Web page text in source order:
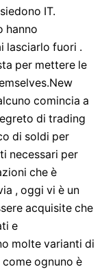
IT.
hanno
lasciarlo fuori .
per mettere le
comincia a
di trading
di soldi per
necessari per
che è
, oggi vi è un
acquisite che
e
molte varianti di
ognuno è